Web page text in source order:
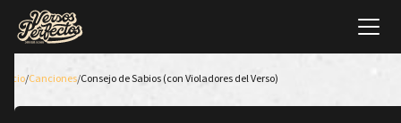
Inicio/Canciones/Consejo de Sabios (con Violadores del Verso)